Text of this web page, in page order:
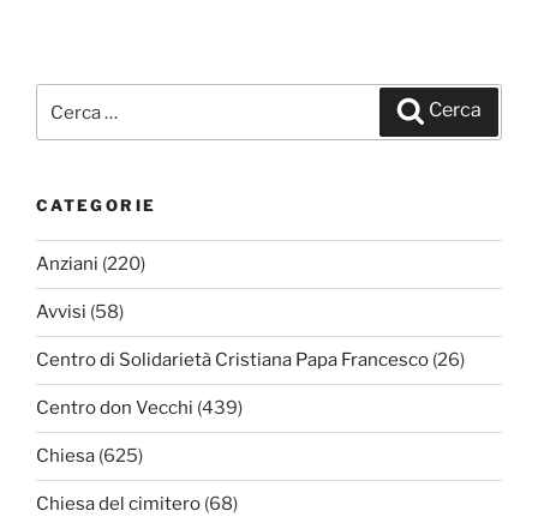
Cerca
CATEGORIE
Anziani (220)
Avvisi (58)
Centro di Solidarietà Cristiana Papa Francesco (26)
Centro don Vecchi (439)
Chiesa (625)
Chiesa del cimitero (68)